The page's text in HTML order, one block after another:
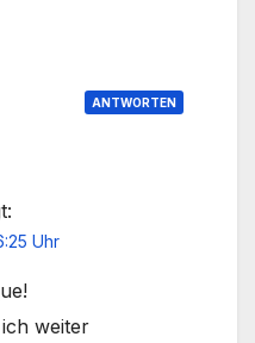
ANTWORTEN
Uhr
weiter